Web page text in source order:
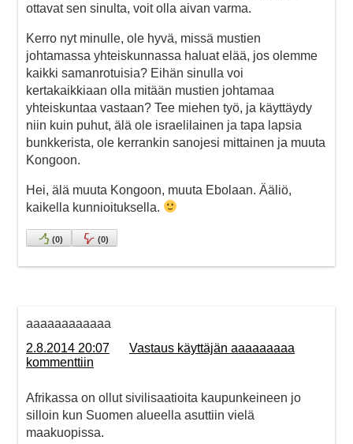
ottavat sen sinulta, voit olla aivan varma.
Kerro nyt minulle, ole hyvä, missä mustien
johtamassa yhteiskunnassa haluat elää, jos olemme
kaikki samanrotuisia? Eihän sinulla voi
kertakaikkiaan olla mitään mustien johtamaa
yhteiskuntaa vastaan? Tee miehen työ, ja käyttäydy
niin kuin puhut, älä ole israelilainen ja tapa lapsia
bunkkerista, ole kerrankin sanojesi mittainen ja muuta
Kongoon.
Hei, älä muuta Kongoon, muuta Ebolaan. Ääliö,
kaikella kunnioituksella.
(0) (0)
aaaaaaaaaaaa
2.8.2014 20:07
Vastaus käyttäjän aaaaaaaaa
kommenttiin
Afrikassa on ollut sivilisaatioita kaupunkeineen jo
silloin kun Suomen alueella asuttiin vielä
maakuopissa.